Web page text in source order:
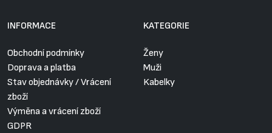
INFORMACE
Obchodní podmínky
Doprava a platba
Stav objednávky / Vrácení
zboží
Výměna a vrácení zboží
GDPR
KATEGORIE
Ženy
Muži
Kabelky